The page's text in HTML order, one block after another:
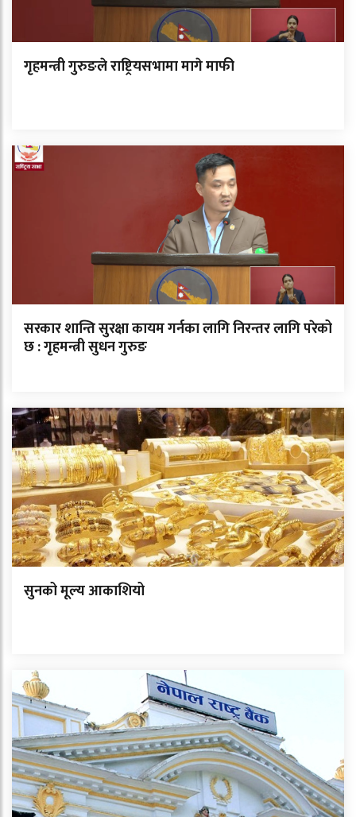
गृहमन्त्री गुरुङले राष्ट्रियसभामा मागे माफी
सरकार शान्ति सुरक्षा कायम गर्नका लागि निरन्तर लागि परेको
छ : गृहमन्त्री सुधन गुरुङ
सुनको मूल्य आकाशियो